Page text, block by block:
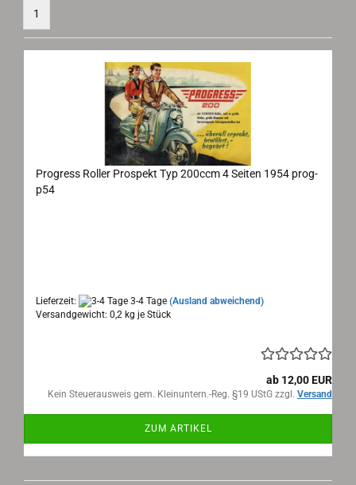
1
Progress Roller Prospekt Typ 200ccm 4 Seiten 1954 prog-
p54
Lieferzeit: 3-4 Tage (Ausland abweichend)
Versandgewicht: 0,2 kg je Stück
ab 12,00 EUR
Kein Steuerausweis gem. Kleinuntern.-Reg. §19 UStG zzgl. Versand
ZUM ARTIKEL